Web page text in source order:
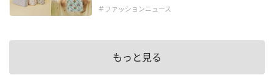
＃ファッションニュース
もっと見る